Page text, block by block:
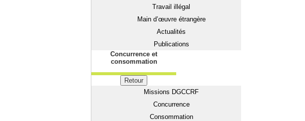
Travail illégal
Main d’œuvre étrangère
Actualités
Publications
Concurrence et
consommation
Retour
Missions DGCCRF
Concurrence
Consommation